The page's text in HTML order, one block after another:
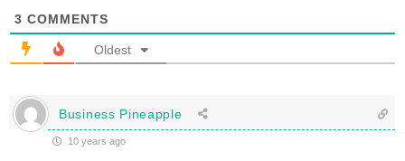
3 COMMENTS
Oldest
Business Pineapple
10 years ago